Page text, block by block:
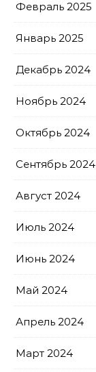
Февраль 2025
Январь 2025
Декабрь 2024
Ноябрь 2024
Октябрь 2024
Сентябрь 2024
Август 2024
Июль 2024
Июнь 2024
Май 2024
Апрель 2024
Март 2024